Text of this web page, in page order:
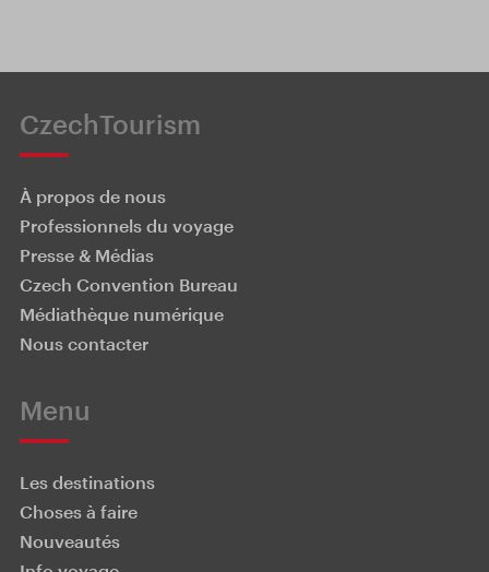
CzechTourism
À propos de nous
Professionnels du voyage
Presse & Médias
Czech Convention Bureau
Médiathèque numérique
Nous contacter
Menu
Les destinations
Choses à faire
Nouveautés